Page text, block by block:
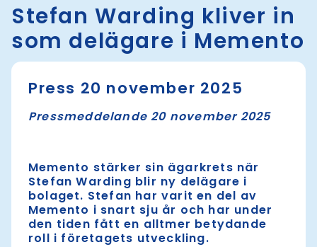
Stefan Warding kliver in
som delägare i Memento
Press 20 november 2025
Pressmeddelande 20 november 2025
Memento stärker sin ägarkrets när
Stefan Warding blir ny delägare i
bolaget. Stefan har varit en del av
Memento i snart sju år och har under
den tiden fått en alltmer betydande
roll i företagets utveckling.